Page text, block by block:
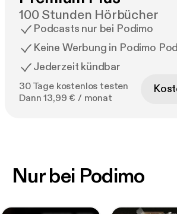
100 Stunden Hörbücher
Podcasts nur bei Podimo
Keine Werbung in Podimo
Jederzeit kündbar
30 Tage kostenlos testen
Dann 13,99 € / monat
Nur bei Podimo